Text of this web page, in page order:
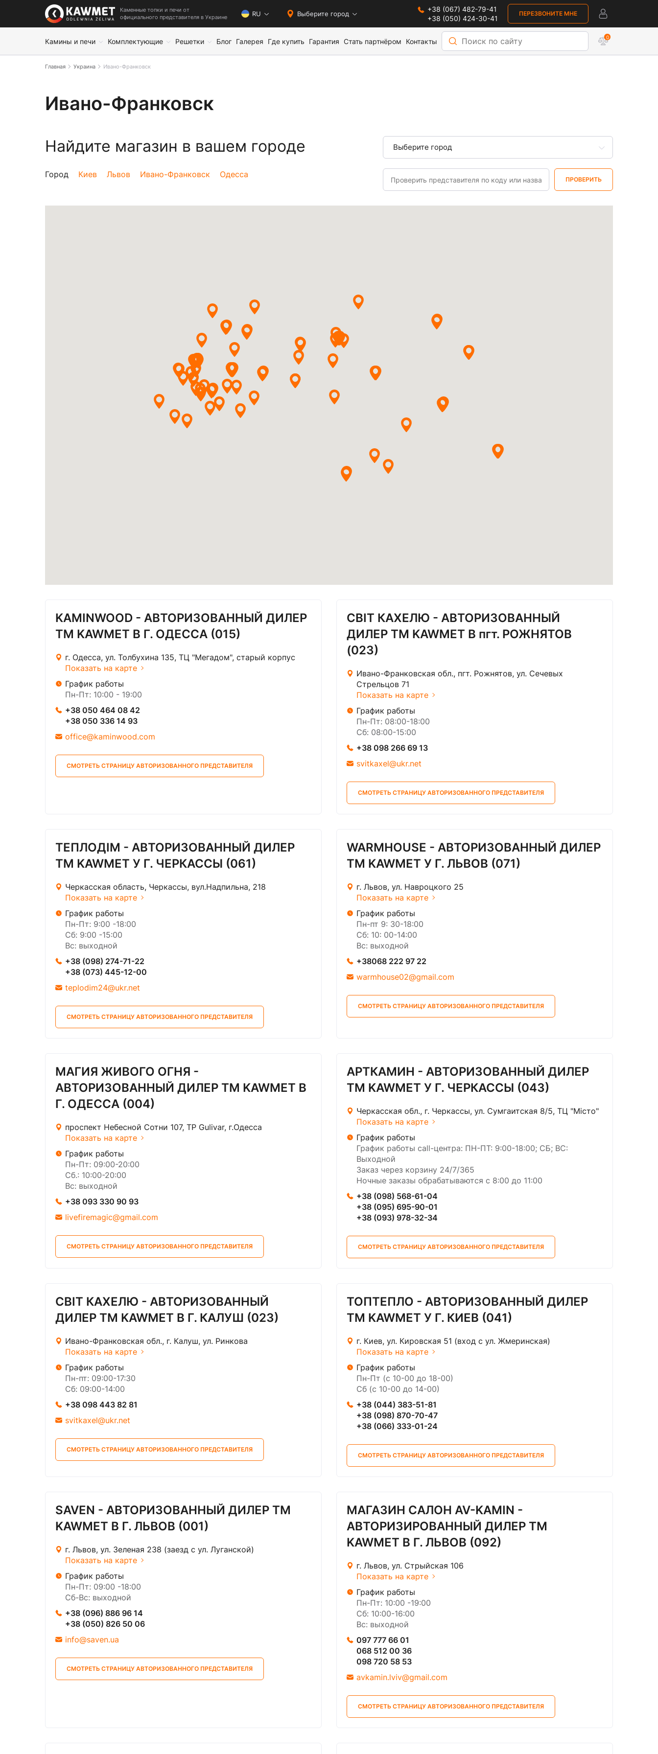
Каменные топки и печи от
официального представителя в Украине
RU Выберите город
+38 (067) 482-79-41
+38 (050) 424-30-41
ПЕРЕЗВОНИТЕ МНЕ
Камины и печи Комплектующие Решетки Блог Галерея Где купить Гарантия Стать партнёром Контакты 0
Главная Украина Ивано-Франковск
Ивано-Франковск
Найдите магазин в вашем городе
Город Киев Львов Ивано-Франковск Одесса
Выберите город
ПРОВЕРИТЬ
KAMINWOOD - АВТОРИЗОВАННЫЙ ДИЛЕР
ТМ KAWMET В Г. ОДЕССА (015)
г. Одесса, ул. Толбухина 135, ТЦ "Мегадом", старый корпус
Показать на карте
График работы
Пн-Пт: 10:00 - 19:00
+38 050 464 08 42
+38 050 336 14 93
office@kaminwood.com
СМОТРЕТЬ СТРАНИЦУ АВТОРИЗОВАННОГО ПРЕДСТАВИТЕЛЯ
СВІТ КАХЕЛЮ - АВТОРИЗОВАННЫЙ
ДИЛЕР ТМ KAWMET В пгт. РОЖНЯТОВ
(023)
Ивано-Франковская обл., пгт. Рожнятов, ул. Сечевых
Стрельцов 71
Показать на карте
График работы
Пн-Пт: 08:00-18:00
Сб: 08:00-15:00
+38 098 266 69 13
svitkaxel@ukr.net
СМОТРЕТЬ СТРАНИЦУ АВТОРИЗОВАННОГО ПРЕДСТАВИТЕЛЯ
ТЕПЛОДІМ - АВТОРИЗОВАННЫЙ ДИЛЕР
ТМ KAWMET У Г. ЧЕРКАССЫ (061)
Черкасская область, Черкассы, вул.Надпильна, 218
Показать на карте
График работы
Пн-Пт: 9:00 -18:00
Сб: 9:00 -15:00
Вс: выходной
+38 (098) 274-71-22
+38 (073) 445-12-00
teplodim24@ukr.net
СМОТРЕТЬ СТРАНИЦУ АВТОРИЗОВАННОГО ПРЕДСТАВИТЕЛЯ
WARMHOUSE - АВТОРИЗОВАННЫЙ ДИЛЕР
ТМ KAWMET У Г. ЛЬВОВ (071)
г. Львов, ул. Навроцкого 25
Показать на карте
График работы
Пн-пт 9: 30-18:00
Сб: 10: 00-14:00
Вс: выходной
+38068 222 97 22
warmhouse02@gmail.com
СМОТРЕТЬ СТРАНИЦУ АВТОРИЗОВАННОГО ПРЕДСТАВИТЕЛЯ
МАГИЯ ЖИВОГО ОГНЯ -
АВТОРИЗОВАННЫЙ ДИЛЕР ТМ KAWMET В
Г. ОДЕССА (004)
проспект Небесной Сотни 107, ТР Gulivar, г.Одесса
Показать на карте
График работы
Пн-Пт: 09:00-20:00
Сб.: 10:00-20:00
Вс: выходной
+38 093 330 90 93
livefiremagic@gmail.com
СМОТРЕТЬ СТРАНИЦУ АВТОРИЗОВАННОГО ПРЕДСТАВИТЕЛЯ
АРТКАМИН - АВТОРИЗОВАННЫЙ ДИЛЕР
ТМ KAWMET У Г. ЧЕРКАССЫ (043)
Черкасская обл., г. Черкассы, ул. Сумгаитская 8/5, ТЦ "Місто"
Показать на карте
График работы
График работы call-центра: ПН-ПТ: 9:00-18:00; СБ; ВС:
Выходной
Заказ через корзину 24/7/365
Ночные заказы обрабатываются с 8:00 до 11:00
+38 (098) 568-61-04
+38 (095) 695-90-01
+38 (093) 978-32-34
СМОТРЕТЬ СТРАНИЦУ АВТОРИЗОВАННОГО ПРЕДСТАВИТЕЛЯ
СВІТ КАХЕЛЮ - АВТОРИЗОВАННЫЙ
ДИЛЕР ТМ KAWMET В Г. КАЛУШ (023)
Ивано-Франковская обл., г. Калуш, ул. Ринкова
Показать на карте
График работы
Пн-пт: 09:00-17:30
Сб: 09:00-14:00
+38 098 443 82 81
svitkaxel@ukr.net
СМОТРЕТЬ СТРАНИЦУ АВТОРИЗОВАННОГО ПРЕДСТАВИТЕЛЯ
ТОПТЕПЛО - АВТОРИЗОВАННЫЙ ДИЛЕР
ТМ KAWMET У Г. КИЕВ (041)
г. Киев, ул. Кировская 51 (вход с ул. Жмеринская)
Показать на карте
График работы
Пн-Пт (с 10-00 до 18-00)
Сб (с 10-00 до 14-00)
+38 (044) 383-51-81
+38 (098) 870-70-47
+38 (066) 333-01-24
СМОТРЕТЬ СТРАНИЦУ АВТОРИЗОВАННОГО ПРЕДСТАВИТЕЛЯ
SAVEN - АВТОРИЗОВАННЫЙ ДИЛЕР ТМ
KAWMET В Г. ЛЬВОВ (001)
г. Львов, ул. Зеленая 238 (заезд с ул. Луганской)
Показать на карте
График работы
Пн-Пт: 09:00 -18:00
Сб-Вс: выходной
+38 (096) 886 96 14
+38 (050) 826 50 06
info@saven.ua
СМОТРЕТЬ СТРАНИЦУ АВТОРИЗОВАННОГО ПРЕДСТАВИТЕЛЯ
МАГАЗИН САЛОН AV-KAMIN -
АВТОРИЗИРОВАННЫЙ ДИЛЕР ТМ
KAWMET В Г. ЛЬВОВ (092)
г. Львов, ул. Стрыйская 106
Показать на карте
График работы
Пн-Пт: 10:00 -19:00
Сб: 10:00-16:00
Вс: выходной
097 777 66 01
068 512 00 36
098 720 58 53
avkamin.lviv@gmail.com
СМОТРЕТЬ СТРАНИЦУ АВТОРИЗОВАННОГО ПРЕДСТАВИТЕЛЯ